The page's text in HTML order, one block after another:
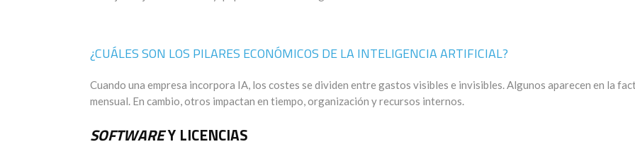
¿CUÁLES SON LOS PILARES ECONÓMICOS DE LA INTELIGENCIA ARTIFICIAL?
Cuando una empresa incorpora IA, los costes se dividen entre gastos visibles e invisibles. Algunos aparecen en la
mensual. En cambio, otros impactan en tiempo, organización y recursos internos.
SOFTWAREY LICENCIAS